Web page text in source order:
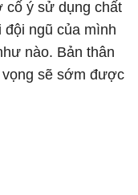
cố ý sử dụng chất
ngũ của mình
nào. Bản thân
vọng sẽ sớm được